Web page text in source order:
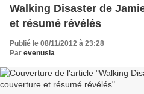
Walking Disaster de
et résumé révélés
Publié le 08/11/2012 à 23:28
Par evenusia